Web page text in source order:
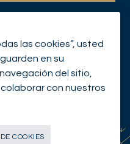
2026
las cookies”, usted
en su
del sitio,
colaborar con nuestros
COOKIES